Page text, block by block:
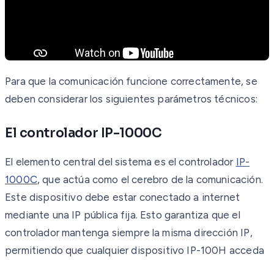
Para que la comunicación funcione correctamente, se
deben considerar los siguientes parámetros técnicos:
El controlador IP-1000C
El elemento central del sistema es el controlador IP-
1000C, que actúa como el cerebro de la comunicación.
Este dispositivo debe estar conectado a internet
mediante una IP pública fija. Esto garantiza que el
controlador mantenga siempre la misma dirección IP,
permitiendo que cualquier dispositivo IP-100H acceda